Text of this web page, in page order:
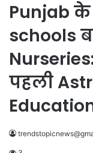
Punjab
schools
पहली